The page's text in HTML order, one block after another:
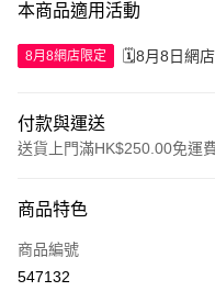
本商品適用活動
8月8網店限定 🗓️8月8日網
付款與運送
送貨上門滿HK$250.00免運
信用卡
Apple Pay
商品特色
商品編號
547132